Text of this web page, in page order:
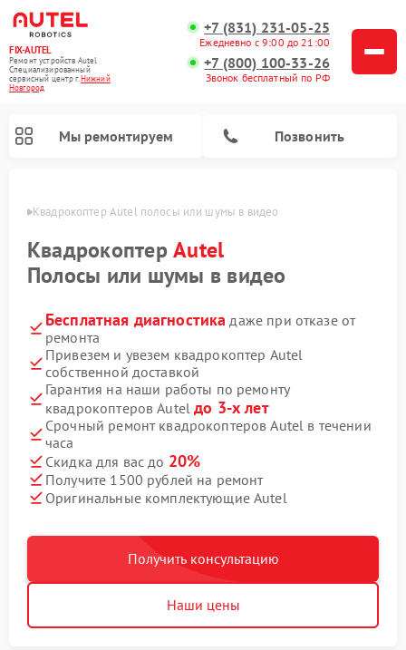
FIX-AUTEL
Ремонт устройств Autel
Специализированный
cервисный центр г.Нижний
Новгород
+7 (831) 231-05-25
Ежедневно с 9:00 до 21:00
+7 (800) 100-33-26
Звонок бесплатный по РФ
Мы ремонтируем Позвонить
Квадрокоптер Autel полосы или шумы в видео
КвадрокоптерAutel
Полосы или шумы в видео
Бесплатная диагностика даже при отказе от
ремонта
Привезем и увезем квадрокоптер Autel
собственной доставкой
Гарантия на наши работы по ремонту
квадрокоптеров Autelдо 3-х лет
Срочный ремонт квадрокоптеров Autel в течении
часа
Скидка для вас до 20%
Получите 1500 рублей на ремонт
Оригинальные комплектующие Autel
Получить консультацию
Наши цены